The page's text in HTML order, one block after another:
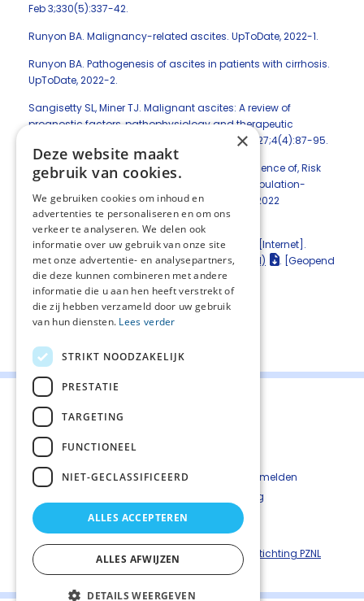
Feb 3;330(5):337-42.
Runyon BA. Malignancy-related ascites. UpToDate, 2022-1.
Runyon BA. Pathogenesis of ascites in patients with cirrhosis.
UpToDate, 2022-2.
Sangisetty SL, Miner TJ. Malignant ascites: A review of
prognostic factors, pathophysiology and therapeutic
measures. World J Gastrointest Surg. 2012 Apr 27;4(4):87-95.
Tapper EB, Zhao Z, Mazumder N, Parikh ND. Incidence of, Risk
Factors for, and Outcomes After Ascites in a Population-
Based Cohort of Older Americans. Dig Dis Sci. 2022
Nov;67(11):5327-5335.
Zorginstituut Nederland. AQUA-Leidraad. 2021. [Internet].
Beschikbaar op:Aqua-Leidraad (zorginzicht.nl)
. [Geopend
op 01-12-2022].
Deel deze pagina:
Contact
Kwetsbaarheid melden
Privacyverkaring
Disclaimer
Richtlijnen palliatieve zorg is een uitgave van © Stichting PZNL
×
Deze website maakt
gebruik van cookies.
We gebruiken cookies om inhoud en
advertenties te personaliseren en om ons
verkeer te analyseren. We delen ook
informatie over uw gebruik van onze site
met onze advertentie- en analysepartners,
die deze kunnen combineren met andere
informatie die u aan hen heeft verstrekt of
die zij hebben verzameld door uw gebruik
van hun diensten. Lees verder
STRIKT NOODZAKELIJK
PRESTATIE
TARGETING
FUNCTIONEEL
NIET-GECLASSIFICEERD
ALLES ACCEPTEREN
ALLES AFWIJZEN
DETAILS WEERGEVEN